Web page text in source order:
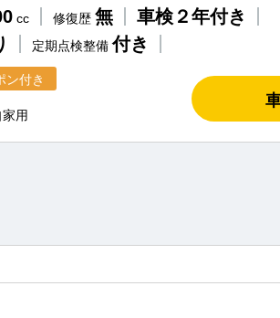
cc 修復歴 無 車検２年付き
定期点検整備付き
ン付き
用